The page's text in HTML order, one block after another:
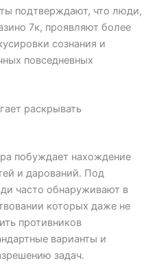
подтверждают, что люди,
7к, проявляют более
сознания и
повседневных
раскрывать
побуждает нахождение
и дарований. Под
часто обнаруживают в
которых даже не
противников
варианты и
задач.